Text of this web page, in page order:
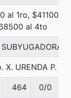
al 1ro,
al 4to
X. URENDA P.
464 0/0